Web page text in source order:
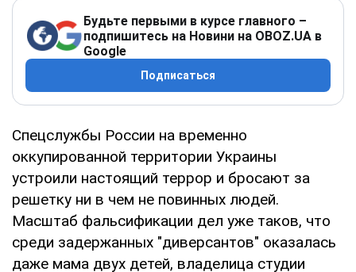
Будьте первыми в курсе главного –
подпишитесь на Новини на OBOZ.UA в
Google
Подписаться
Спецслужбы России на временно
оккупированной территории Украины
устроили настоящий террор и бросают за
решетку ни в чем не повинных людей.
Масштаб фальсификации дел уже таков, что
среди задержанных "диверсантов" оказалась
даже мама двух детей, владелица студии